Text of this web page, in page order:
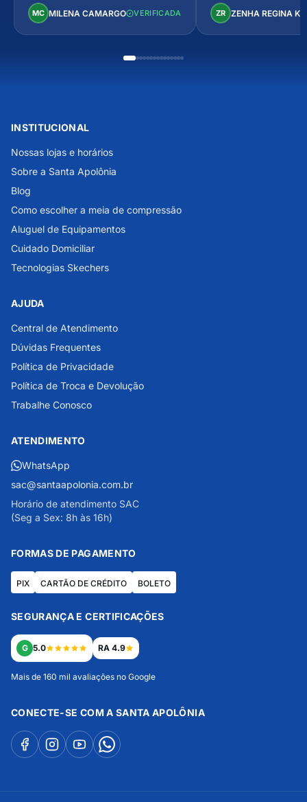
MC MILENA CAMARGO VERIFICADA
Perfeito!
ZR ZENHA REGINA
INSTITUCIONAL
Nossas lojas e horários
Sobre a Santa Apolônia
Blog
Como escolher a meia de compressão
Aluguel de Equipamentos
Cuidado Domiciliar
Tecnologias Skechers
AJUDA
Central de Atendimento
Dúvidas Frequentes
Política de Privacidade
Política de Troca e Devolução
Trabalhe Conosco
ATENDIMENTO
WhatsApp
sac@santaapolonia.com.br
Horário de atendimento SAC
(Seg a Sex: 8h às 16h)
FORMAS DE PAGAMENTO
PIX CARTÃO DE CRÉDITO BOLETO
SEGURANÇA E CERTIFICAÇÕES
G 5.0 RA 4.9
Mais de 160 mil avaliações no Google
CONECTE-SE COM A SANTA APOLÔNIA